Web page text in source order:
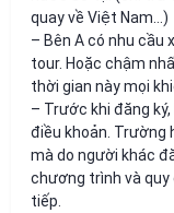
quay về Việt Nam…)
– Bên A có nhu cầu
tour. Hoặc chậm
thời gian này mọi
– Trước khi đăng
điều khoản. Trường
mà do người khác
chương trình và
tiếp.